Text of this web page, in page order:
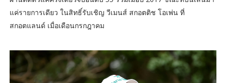
แค่รายการเดียว ในสิทธิ์รับเชิญ วีเมนส์ สกอตติช โอเพ่น ที่
สกอตแลนด์ เมื่อเดือนกรกฎาคม